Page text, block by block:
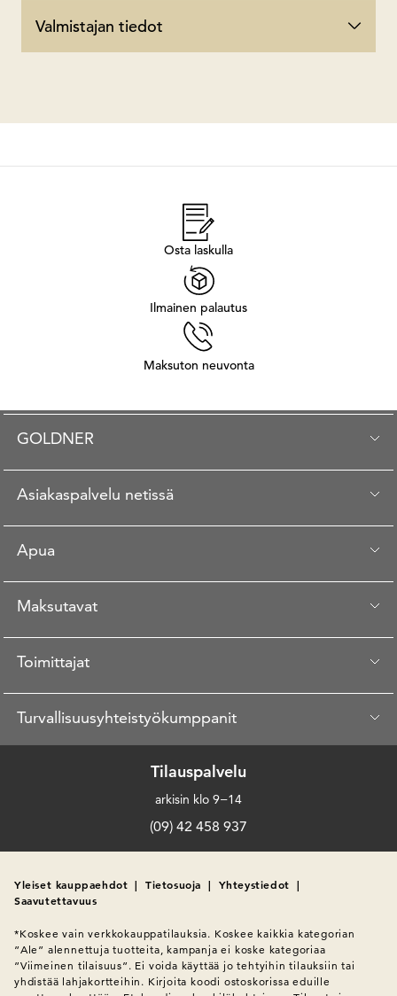
Valmistajan tiedot
Osta laskulla
Ilmainen palautus
Maksuton neuvonta
GOLDNER
Asiakaspalvelu netissä
Apua
Maksutavat
Toimittajat
Turvallisuusyhteistyökumppanit
Tilauspalvelu
arkisin klo 9−14
(09) 42 458 937
Yleiset kauppaehdot | Tietosuoja | Yhteystiedot |
Saavutettavuus
*Koskee vain verkkokauppatilauksia. Koskee kaikkia kategorian
”Ale” alennettuja tuotteita, kampanja ei koske kategoriaa
”Viimeinen tilaisuus”. Ei voida käyttää jo tehtyihin tilauksiin tai
yhdistää lahjakortteihin. Kirjoita koodi ostoskorissa eduille